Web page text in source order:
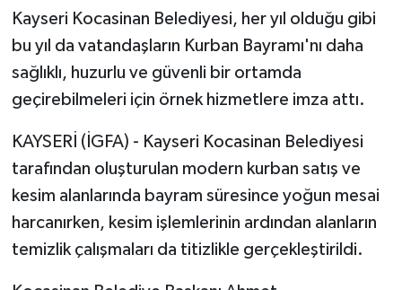
Kayseri Kocasinan Belediyesi, her yıl olduğu gibi
bu yıl da vatandaşların Kurban Bayramı'nı daha
sağlıklı, huzurlu ve güvenli bir ortamda
geçirebilmeleri için örnek hizmetlere imza attı.
KAYSERİ (İGFA) - Kayseri Kocasinan Belediyesi
tarafından oluşturulan modern kurban satış ve
kesim alanlarında bayram süresince yoğun mesai
harcanırken, kesim işlemlerinin ardından alanların
temizlik çalışmaları da titizlikle gerçekleştirildi.